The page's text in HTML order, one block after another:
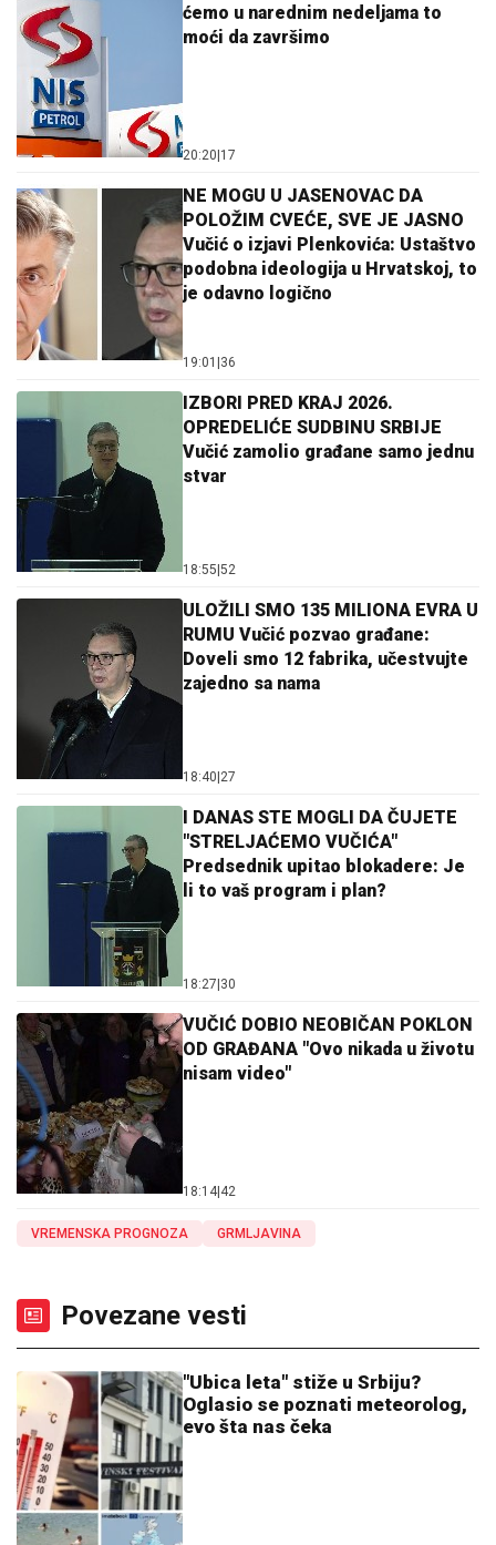
ćemo u narednim nedeljama to
moći da završimo
20:20 17
NE MOGU U JASENOVAC DA
POLOŽIM CVEĆE, SVE JE JASNO
Vučić o izjavi Plenkovića: Ustaštvo
podobna ideologija u Hrvatskoj, to
je odavno logično
19:01 36
IZBORI PRED KRAJ 2026.
OPREDELIĆE SUDBINU SRBIJE
Vučić zamolio građane samo jednu
stvar
18:55 52
ULOŽILI SMO 135 MILIONA EVRA U
RUMU Vučić pozvao građane:
Doveli smo 12 fabrika, učestvujte
zajedno sa nama
18:40 27
I DANAS STE MOGLI DA ČUJETE
"STRELJAĆEMO VUČIĆA"
Predsednik upitao blokadere: Je
li to vaš program i plan?
18:27 30
VUČIĆ DOBIO NEOBIČAN POKLON
OD GRAĐANA "Ovo nikada u životu
nisam video"
18:14 42
VREMENSKA PROGNOZA GRMLJAVINA
Povezane vesti
"Ubica leta" stiže u Srbiju?
Oglasio se poznati meteorolog,
evo šta nas čeka